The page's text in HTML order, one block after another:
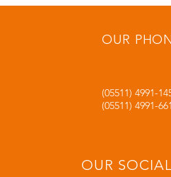
OUR
(05511) 4991-
(05511) 4991-
OUR